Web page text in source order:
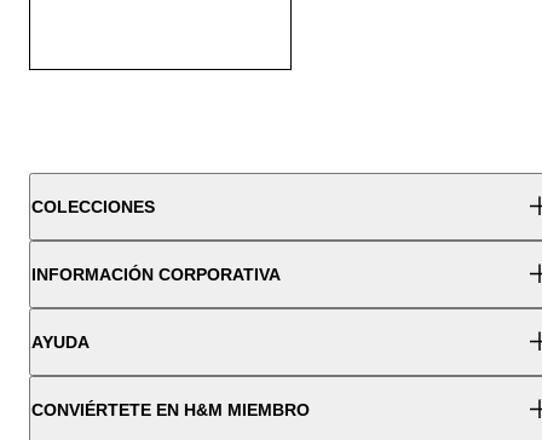
COLECCIONES
INFORMACIÓN CORPORATIVA
AYUDA
CONVIÉRTETE EN H&M MIEMBRO